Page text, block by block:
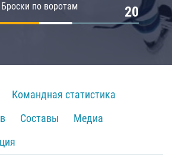
Броски по воротам 20
Командная статистика
Составы
Медиа